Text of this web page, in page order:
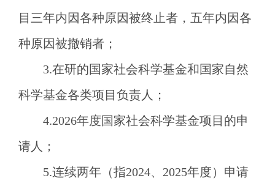
目三年内因各种原因被终止者，五年内因各
种原因被撤销者；
3.在研的国家社会科学基金和国家自然
科学基金各类项目负责人；
4.2026年度国家社会科学基金项目的申
请人；
5.连续两年（指2024、2025年度）申请